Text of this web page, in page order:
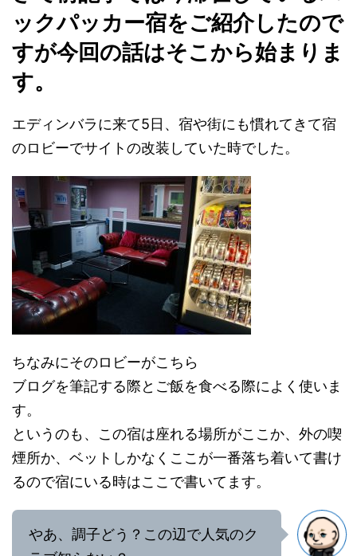
ックパッカー宿をご紹介したので
すが今回の話はそこから始まりま
す。
エディンバラに来て5日、宿や街にも慣れてきて宿
のロビーでサイトの改装していた時でした。
ちなみにそのロビーがこちら
ブログを筆記する際とご飯を食べる際によく使いま
す。
というのも、この宿は座れる場所がここか、外の喫
煙所か、ベットしかなくここが一番落ち着いて書け
るので宿にいる時はここで書いてます。
やあ、調子どう？この辺で人気のク